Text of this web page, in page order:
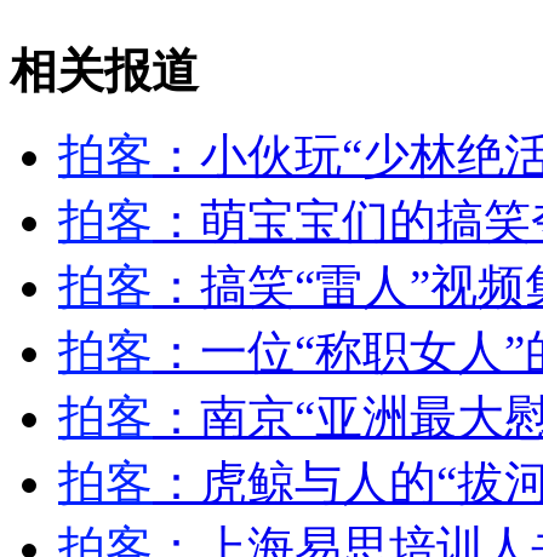
搞笑“雷人”视频集
山西运城恶犬咬伤多人 警民合力深夜将其击毙
女孩北京地铁殴打老人 痛下狠手拳打脚踢
无痛分娩是否安全 医生回应
外交部：反对强权政治霸凌主义
相关报道
拍客 ：小伙玩“少林绝
拍客 ：萌宝宝们的搞
拍客 ：搞笑“雷人”视频
拍客 ：一位“称职女人
拍客 ：南京“亚洲最大
拍客 ：虎鲸与人的“拔